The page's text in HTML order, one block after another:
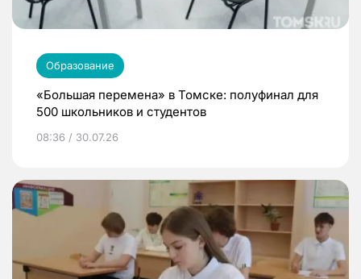
Образование
«Большая перемена» в Томске: полуфинал для
500 школьников и студентов
08:36 / 30.07.26